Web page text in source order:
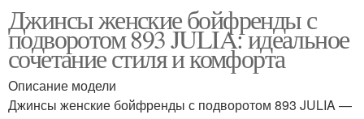
Джинсы женские бойфренды с
подворотом 893 JULIA: идеальное
сочетание стиля и комфорта
Описание модели
Джинсы женские бойфренды с подворотом 893 JULIA —